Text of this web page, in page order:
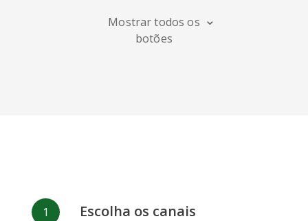
Deviantart
Mostrar todos os
botões
Escolha os canais